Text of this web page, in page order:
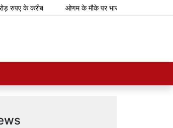
करीब ओणम के मौके पर भारतीय रेलवे चलाएगा 112 स्पेशल